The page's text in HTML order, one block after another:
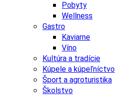
Pobyty
Wellness
Gastro
Kaviarne
Víno
Kultúra a tradície
Kúpele a kúpeľníctvo
Šport a agroturistika
Školstvo